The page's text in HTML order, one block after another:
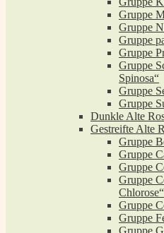
Gruppe
Gruppe
Gruppe
Gruppe
Gruppe
Spinosa“
Gruppe
Gruppe
Dunkle Alte
Gestreifte Alte
Gruppe
Gruppe
Gruppe
Gruppe
Chlorose“
Gruppe
Gruppe
Gruppe